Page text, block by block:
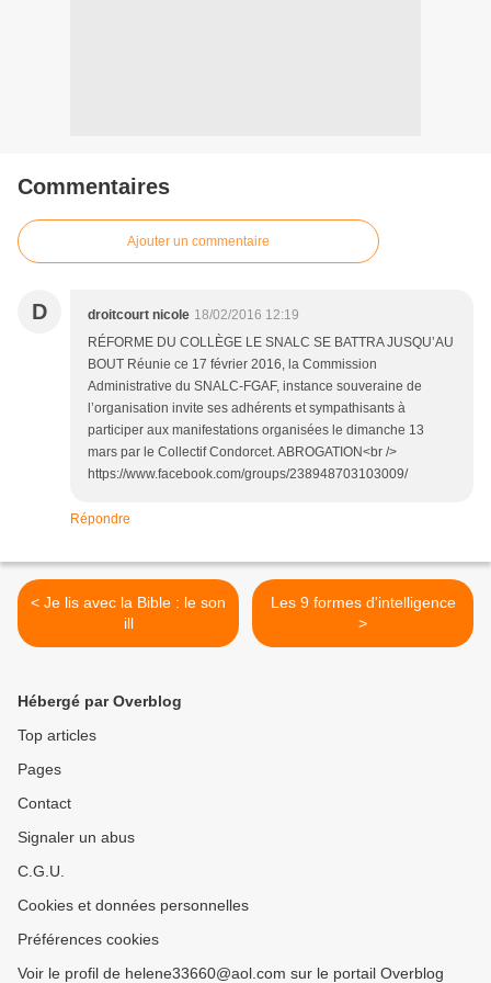
Commentaires
Ajouter un commentaire
D droitcourt nicole 18/02/2016 12:19
RÉFORME DU COLLÈGE LE SNALC SE BATTRA JUSQU’AU
BOUT Réunie ce 17 février 2016, la Commission
Administrative du SNALC-FGAF, instance souveraine de
l’organisation invite ses adhérents et sympathisants à
participer aux manifestations organisées le dimanche 13
mars par le Collectif Condorcet. ABROGATION<br />
https://www.facebook.com/groups/238948703103009/
Répondre
< Je lis avec la Bible : le son
ill
Les 9 formes d'intelligence
>
Hébergé par Overblog
Top articles
Pages
Contact
Signaler un abus
C.G.U.
Cookies et données personnelles
Préférences cookies
Voir le profil de helene33660@aol.com sur le portail Overblog